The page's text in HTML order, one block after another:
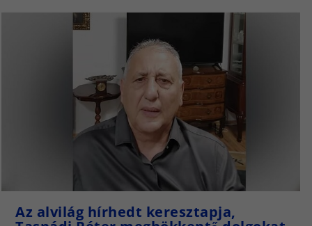
Az alvilág hírhedt keresztapja,